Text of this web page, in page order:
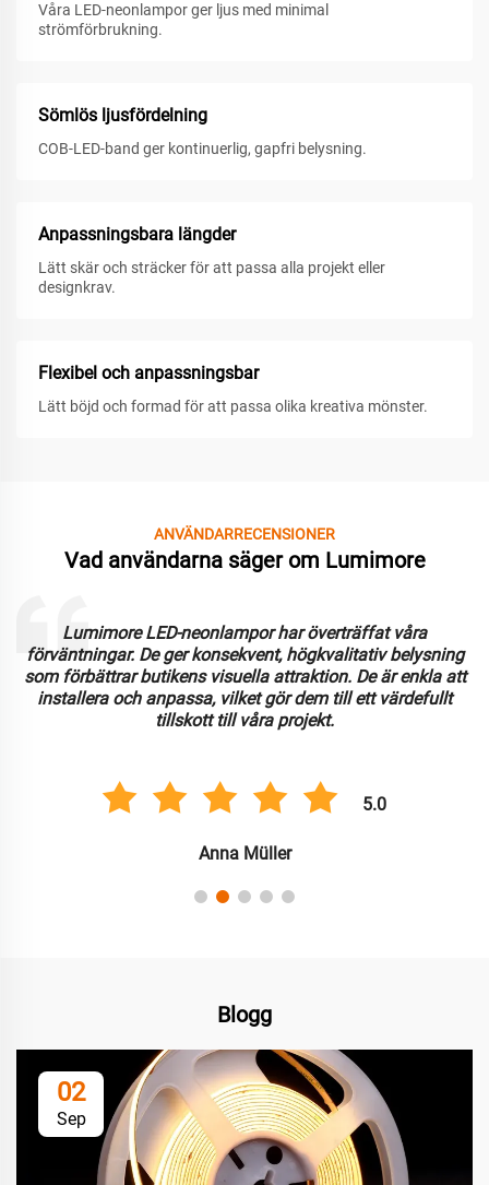
Våra LED-neonlampor ger ljus med minimal
strömförbrukning.
Sömlös ljusfördelning
COB-LED-band ger kontinuerlig, gapfri belysning.
Anpassningsbara längder
Lätt skär och sträcker för att passa alla projekt eller
designkrav.
Flexibel och anpassningsbar
Lätt böjd och formad för att passa olika kreativa mönster.
ANVÄNDARRECENSIONER
Vad användarna säger om Lumimore
Lumimore LED-neonlampor har överträffat våra
förväntningar. De ger konsekvent, högkvalitativ belysning
som förbättrar butikens visuella attraktion. De är enkla att
installera och anpassa, vilket gör dem till ett värdefullt
tillskott till våra projekt.
5.0
Anna Müller
Blogg
02
Sep